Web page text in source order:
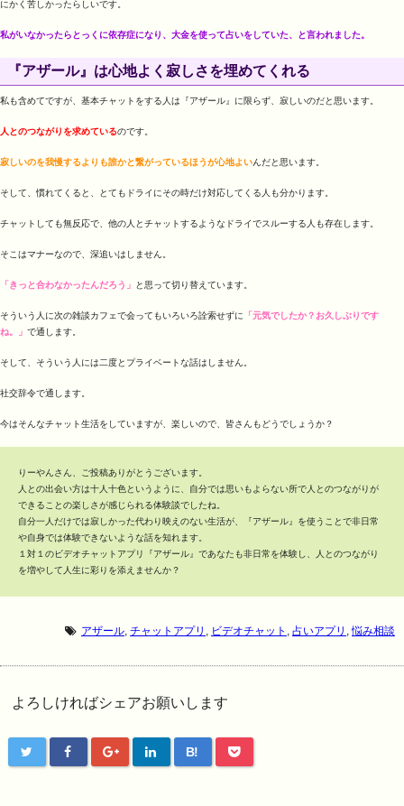
にかく苦しかったらしいです。
私がいなかったらとっくに依存症になり、大金を使って占いをしていた、と言われました。
『アザール』は心地よく寂しさを埋めてくれる
私も含めてですが、基本チャットをする人は『アザール』に限らず、寂しいのだと思います。
人とのつながりを求めているのです。
寂しいのを我慢するよりも誰かと繋がっているほうが心地よいんだと思います。
そして、慣れてくると、とてもドライにその時だけ対応してくる人も分かります。
チャットしても無反応で、他の人とチャットするようなドライでスルーする人も存在します。
そこはマナーなので、深追いはしません。
「きっと合わなかったんだろう」 と思って切り替えています。
そういう人に次の雑談カフェで会ってもいろいろ詮索せずに 「元気でしたか？お久しぶりです
ね。」 で通します。
そして、そういう人には二度とプライベートな話はしません。
社交辞令で通します。
今はそんなチャット生活をしていますが、楽しいので、皆さんもどうでしょうか？
りーやんさん、ご投稿ありがとうございます。
人との出会い方は十人十色というように、自分では思いもよらない所で人とのつながりが
できることの楽しさが感じられる体験談でしたね。
自分一人だけでは寂しかった代わり映えのない生活が、『アザール』を使うことで非日常
や自身では体験できないような話を知れます。
１対１のビデオチャットアプリ『アザール』であなたも非日常を体験し、人とのつながり
を増やして人生に彩りを添えませんか？
アザール, チャットアプリ , ビデオチャット , 占いアプリ ,悩み相談
よろしければシェアお願いします
B!